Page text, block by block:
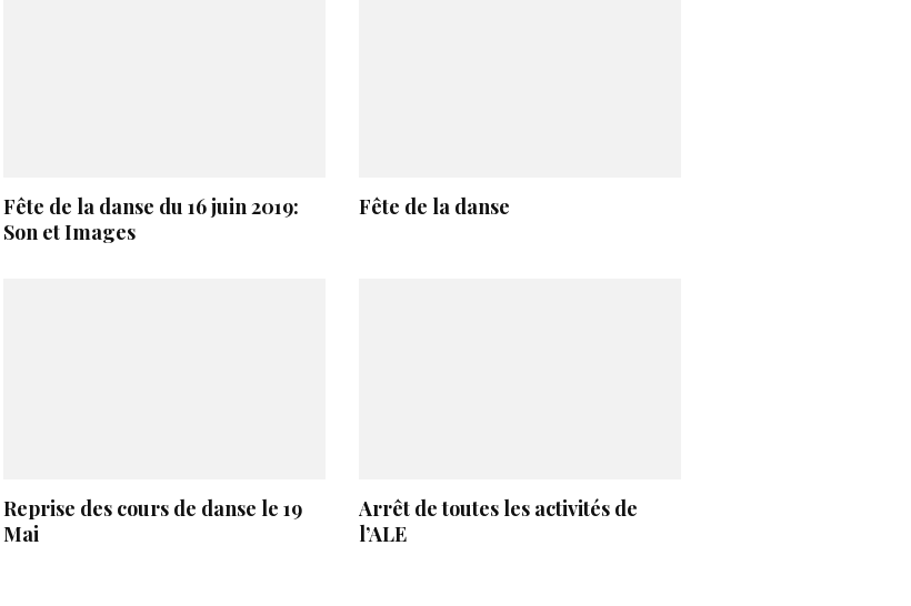
Fête de la danse du 16 juin 2019:
Son et Images
Fête de la danse
Reprise des cours de danse le 19
Mai
Arrêt de toutes les activités de
l’ALE